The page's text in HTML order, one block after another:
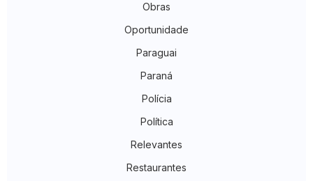
Obras
Oportunidade
Paraguai
Paraná
Polícia
Política
Relevantes
Restaurantes